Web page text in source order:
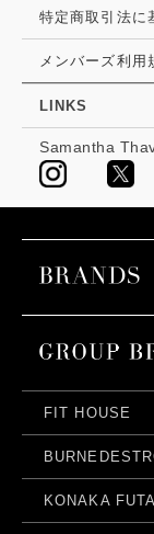
特定商取引法に
メンバーズ利用
LINKS
Samantha
FIT HOUSE
KONAKA